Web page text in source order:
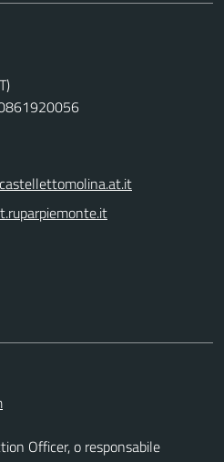
Officer, o responsabile